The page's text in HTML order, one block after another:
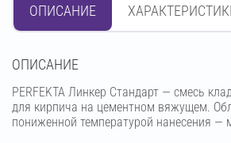
ОПИСАНИЕ
OПИСАНИЕ
PERFEKTA Линкер Стандарт — смесь
для кирпича на цементном вяжущем.
пониженной температурой нанесения —